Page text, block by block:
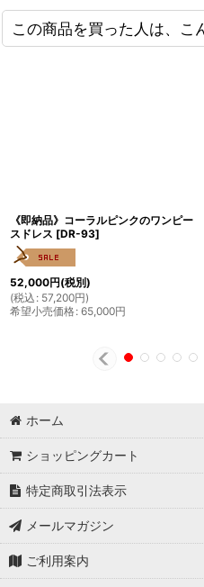
この商品を買った人は、こ
《即納品》コーラルピンクのワンピー
スドレス [DR-93]
52,000円(税別)
(税込 : 57,200円)
希望小売価格: 65,000円
ホーム
ショッピングカート
特定商取引法表示
メールマガジン
ご利用案内